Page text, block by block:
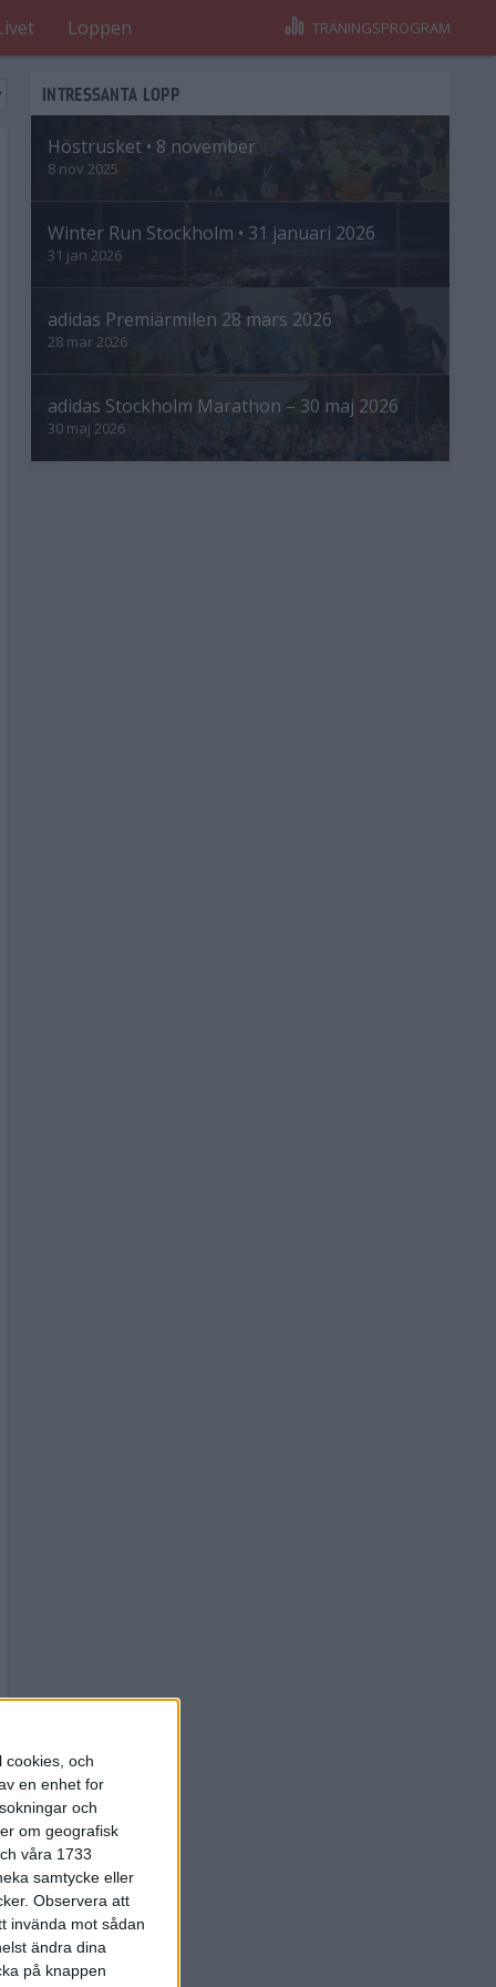
cookies, och
en enhet for
och
om geografisk
våra 1733
samtycke eller
Observera att
invända mot sådan
ändra dina
på knappen
Loppen TRÄNINGSPROGRAM
INTRESSANTA LOPP
Höstrusket • 8 november
8 nov 2025
Winter Run Stockholm • 31 januari 2026
31 jan 2026
adidas Premiärmilen 28 mars 2026
28 mar 2026
adidas Stockholm Marathon – 30 maj 2026
30 maj 2026